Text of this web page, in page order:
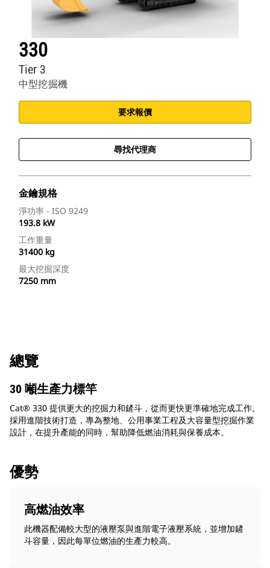
330
中型挖掘機
Tier 3
要求報價
尋找代理商
金鑰規格
淨功率 - ISO 9249
193.8 kW
工作重量
31400 kg
最大挖掘深度
7250 mm
總覽
30 噸生產力標竿
Cat® 330 提供更大的挖掘力和鏟斗，從而更快更準確地完成工作。
採用進階技術打造，專為整地、公用事業工程及大容量型挖掘作業
設計，在提升產能的同時，幫助降低燃油消耗與保養成本。
優勢
高燃油效率
此機器配備較大型的液壓泵與進階電子液壓系統，並增加鏟
斗容量，因此每單位燃油的生產力較高。